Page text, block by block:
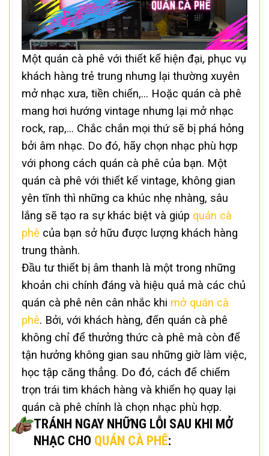
Một quán cà phê với thiết kế hiện đại, phục vụ
khách hàng trẻ trung nhưng lại thường xuyên
mở nhạc xưa, tiền chiến,… Hoặc quán cà phê
mang hơi hướng vintage nhưng lại mở nhạc
rock, rap,… Chắc chắn mọi thứ sẽ bị phá hỏng
bởi âm nhạc. Do đó, hãy chọn nhạc phù hợp
với phong cách quán cà phê của bạn. Một
quán cà phê với thiết kế vintage, không gian
yên tĩnh thì những ca khúc nhẹ nhàng, sâu
lắng sẽ tạo ra sự khác biệt và giúp quán cà
phê của bạn sở hữu được lượng khách hàng
trung thành.
Đầu tư thiết bị âm thanh là một trong những
khoản chi chính đáng và hiệu quả mà các chủ
quán cà phê nên cân nhắc khi mở quán cà
phê. Bởi, với khách hàng, đến quán cà phê
không chỉ để thưởng thức cà phê mà còn để
tận hưởng không gian sau những giờ làm việc,
học tập căng thẳng. Do đó, cách để chiếm
trọn trái tim khách hàng và khiến họ quay lại
quán cà phê chính là chọn nhạc phù hợp.
TRÁNH NGAY NHỮNG LỖI SAU KHI MỞ
NHẠC CHO QUÁN CÀ PHÊ: